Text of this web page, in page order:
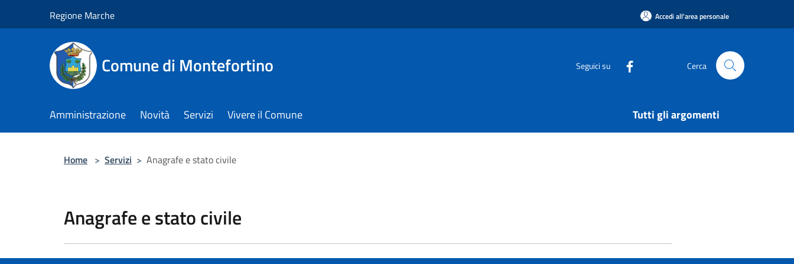
Regione Marche Accedi all'area personale
Comune di Montefortino Seguici su Cerca
Amministrazione Novità Servizi Vivere il Comune Tutti gli argomenti
Home > Servizi > Anagrafe e stato civile
Anagrafe e stato civile